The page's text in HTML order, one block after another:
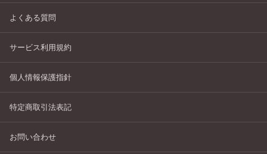
よくある質問
サービス利用規約
個人情報保護指針
特定商取引法表記
お問い合わせ